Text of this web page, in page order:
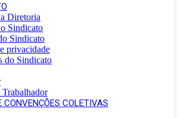
Diretoria
Sindicato
Sindicato
privacidade
do Sindicato
Trabalhador
CONVENÇÕES COLETIVAS